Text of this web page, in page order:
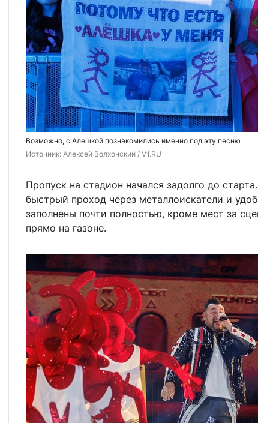
Возможно, с Алешкой познакомились именно под эту песню
Источник: Алексей Волхонский / V1.RU
Пропуск на стадион начался задолго до
быстрый проход через металлоискатели и
заполнены почти полностью, кроме мест за
прямо на газоне.